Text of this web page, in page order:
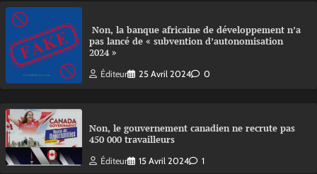
Non, la banque africaine de développement n’a
pas lancé de « subvention d’autonomisation
2024 »
Éditeur 25 Avril 2024 0
Non, le gouvernement canadien ne recrute pas
450 000 travailleurs
Éditeur 15 Avril 2024 1